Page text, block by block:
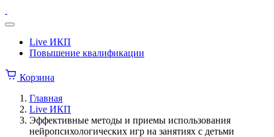
ккоррекционной
Меню
Live ИКП
Повышение квалификации
Корзина
Главная
Live ИКП
Эффективные методы и приемы использования
нейропсихологических игр на занятиях с детьми